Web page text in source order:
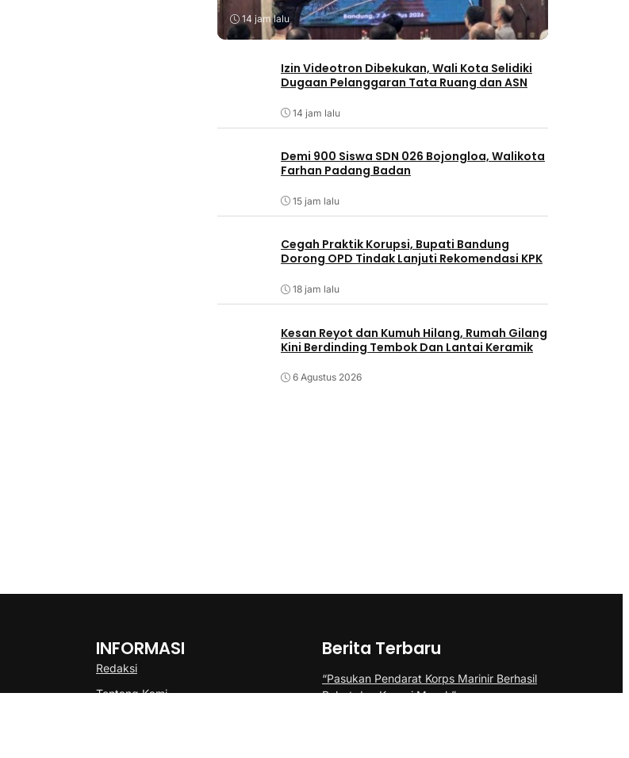
14 jam lalu
Izin Videotron Dibekukan, Wali Kota Selidiki
Dugaan Pelanggaran Tata Ruang dan ASN
14 jam lalu
Demi 900 Siswa SDN 026 Bojongloa, Walikota
Farhan Padang Badan
15 jam lalu
Cegah Praktik Korupsi, Bupati Bandung
Dorong OPD Tindak Lanjuti Rekomendasi KPK
18 jam lalu
Kesan Reyot dan Kumuh Hilang, Rumah Gilang
Kini Berdinding Tembok Dan Lantai Keramik
6 Agustus 2026
INFORMASI
Redaksi
Tentang Kami
Berita Terbaru
“Pasukan Pendarat Korps Marinir Berhasil
Rebut dan Kuasai Musuh”